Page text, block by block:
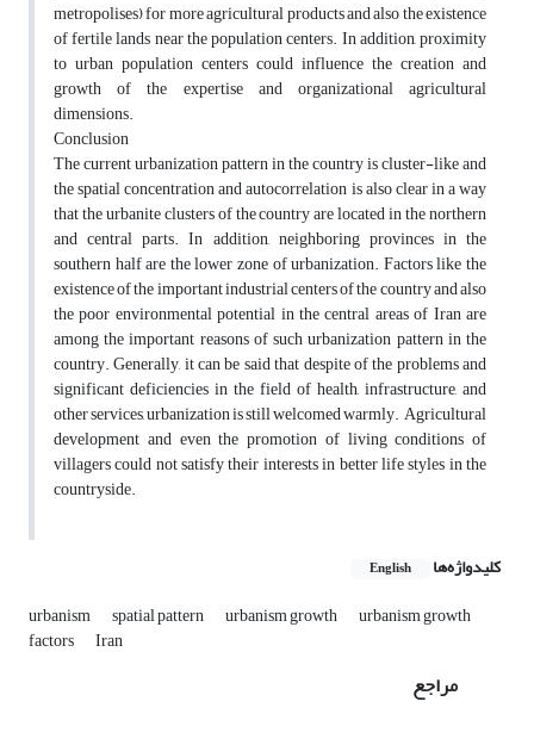
metropolises) for more agricultural products and also the existence
of fertile lands near the population centers. In addition, proximity
to urban population centers could influence the creation and
growth of the expertise and organizational agricultural
dimensions.
Conclusion
The current urbanization pattern in the country is cluster-like and
the spatial concentration and autocorrelation is also clear in a way
that the urbanite clusters of the country are located in the northern
and central parts. In addition, neighboring provinces in the
southern half are the lower zone of urbanization. Factors like the
existence of the important industrial centers of the country and also
the poor environmental potential in the central areas of Iran are
among the important reasons of such urbanization pattern in the
country. Generally, it can be said that despite of the problems and
significant deficiencies in the field of health, infrastructure, and
other services, urbanization is still welcomed warmly. Agricultural
development and even the promotion of living conditions of
villagers could not satisfy their interests in better life styles in the
countryside.
کلیدواژه‌ها English
urbanism spatial pattern urbanism growth urbanism growth
factors Iran
مراجع